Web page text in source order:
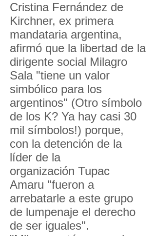
Cristina Fernández de
Kirchner, ex primera
mandataria argentina,
afirmó que la libertad de la
dirigente social Milagro
Sala "tiene un valor
simbólico para los
argentinos" (Otro símbolo
de los K? Ya hay casi 30
mil símbolos!) porque,
con la detención de la
líder de la
organización Tupac
Amaru "fueron a
arrebatarle a este grupo
de lumpenaje el derecho
de ser iguales".